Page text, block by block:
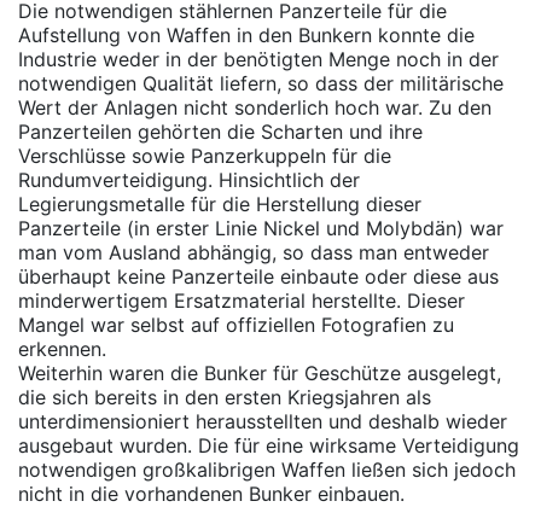
Die notwendigen stählernen Panzerteile für die
Aufstellung von Waffen in den Bunkern konnte die
Industrie weder in der benötigten Menge noch in der
notwendigen Qualität liefern, so dass der militärische
Wert der Anlagen nicht sonderlich hoch war. Zu den
Panzerteilen gehörten die Scharten und ihre
Verschlüsse sowie Panzerkuppeln für die
Rundumverteidigung. Hinsichtlich der
Legierungsmetalle für die Herstellung dieser
Panzerteile (in erster Linie Nickel und Molybdän) war
man vom Ausland abhängig, so dass man entweder
überhaupt keine Panzerteile einbaute oder diese aus
minderwertigem Ersatzmaterial herstellte. Dieser
Mangel war selbst auf offiziellen Fotografien zu
erkennen.
Weiterhin waren die Bunker für Geschütze ausgelegt,
die sich bereits in den ersten Kriegsjahren als
unterdimensioniert herausstellten und deshalb wieder
ausgebaut wurden. Die für eine wirksame Verteidigung
notwendigen großkalibrigen Waffen ließen sich jedoch
nicht in die vorhandenen Bunker einbauen.